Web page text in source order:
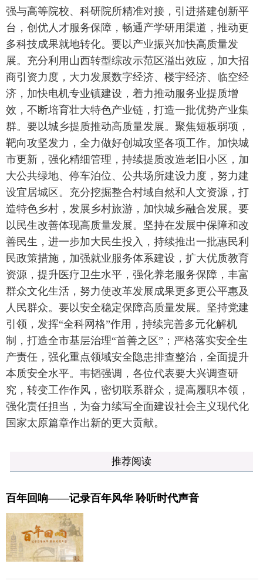
强与高等院校、科研院所精准对接，引进搭建创新平
台，创优人才服务保障，畅通产学研用渠道，推动更
多科技成果就地转化。要以产业振兴加快高质量发
展。充分利用山西转型综改示范区溢出效应，加大招
商引资力度，大力发展数字经济、楼宇经济、临空经
济，加快电机专业镇建设，着力推动服务业提质增
效，不断培育壮大特色产业链，打造一批优势产业集
群。要以城乡提质推动高质量发展。聚焦短板弱项，
靶向攻坚发力，全力做好创城攻坚各项工作。加快城
市更新，强化精细管理，持续提质改造老旧小区，加
大公共绿地、停车泊位、公共场所建设力度，努力建
设宜居城区。充分挖掘整合村域自然和人文资源，打
造特色乡村，发展乡村旅游，加快城乡融合发展。要
以民生改善体现高质量发展。坚持在发展中保障和改
善民生，进一步加大民生投入，持续推出一批惠民利
民政策措施，加强就业服务体系建设，扩大优质教育
资源，提升医疗卫生水平，强化养老服务保障，丰富
群众文化生活，努力使改革发展成果更多更公平惠及
人民群众。要以安全稳定保障高质量发展。坚持党建
引领，发挥“全科网格”作用，持续完善多元化解机
制，打造全市基层治理“首善之区”；严格落实安全生
产责任，强化重点领域安全隐患排查整治，全面提升
本质安全水平。韦韬强调，各位代表要大兴调查研
究，转变工作作风，密切联系群众，提高履职本领，
强化责任担当，为奋力续写全面建设社会主义现代化
国家太原篇章作出新的更大贡献。
推荐阅读
百年回响——记录百年风华 聆听时代声音